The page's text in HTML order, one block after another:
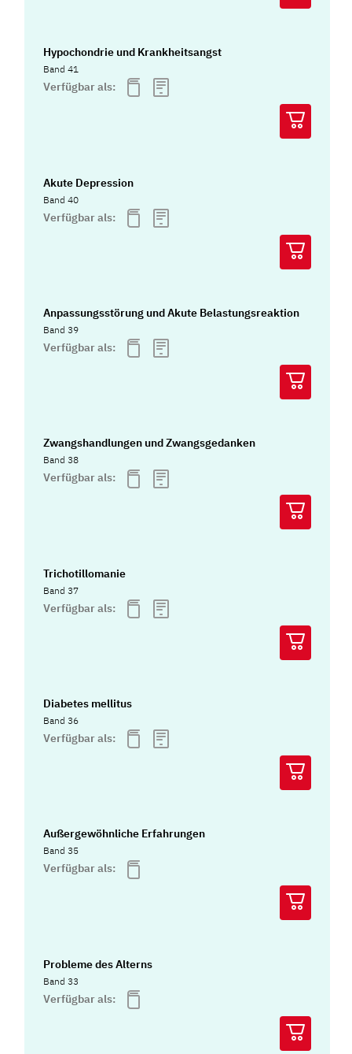
Hypochondrie und Krankheitsangst
Band 41
Verfügbar als:
Akute Depression
Band 40
Verfügbar als:
Anpassungsstörung und Akute Belastungsreaktion
Band 39
Verfügbar als:
Zwangshandlungen und Zwangsgedanken
Band 38
Verfügbar als:
Trichotillomanie
Band 37
Verfügbar als:
Diabetes mellitus
Band 36
Verfügbar als:
Außergewöhnliche Erfahrungen
Band 35
Verfügbar als:
Probleme des Alterns
Band 33
Verfügbar als: